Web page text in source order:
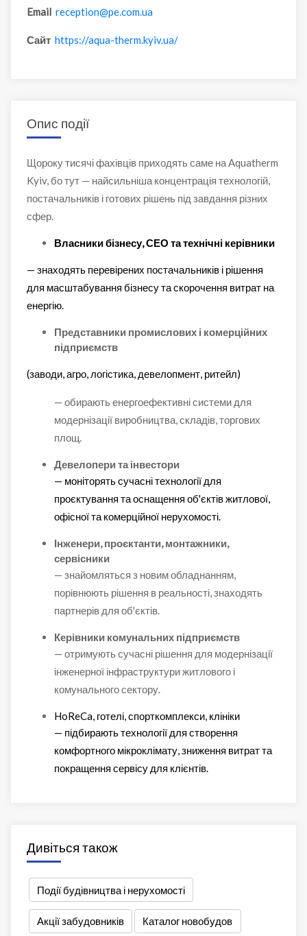
Email reception@pe.com.ua
Сайт https://aqua-therm.kyiv.ua/
Опис події
Щороку тисячі фахівців приходять саме на Aquatherm
Kyiv, бо тут — найсильніша концентрація технологій,
постачальників і готових рішень під завдання різних
сфер.
Власники бізнесу, СЕО та технічні керівники
— знаходять перевірених постачальників і рішення
для масштабування бізнесу та скорочення витрат на
енергію.
Представники промислових і комерційних
підприємств
(заводи, агро, логістика, девелопмент, ритейл)
— обирають енергоефективні системи для
модернізації виробництва, складів, торгових
площ.
Девелопери та інвестори
— моніторять сучасні технології для
проєктування та оснащення об'єктів житлової,
офісної та комерційної нерухомості.
Інженери, проєктанти, монтажники,
сервісники
— знайомляться з новим обладнанням,
порівнюють рішення в реальності, знаходять
партнерів для об'єктів.
Керівники комунальних підприємств
— отримують сучасні рішення для модернізації
інженерної інфраструктури житлового і
комунального сектору.
HoReCa, готелі, спорткомплекси, клініки
— підбирають технології для створення
комфортного мікроклімату, зниження витрат та
покращення сервісу для клієнтів.
Дивіться також
Події будівництва і нерухомості
Акції забудовників Каталог новобудов